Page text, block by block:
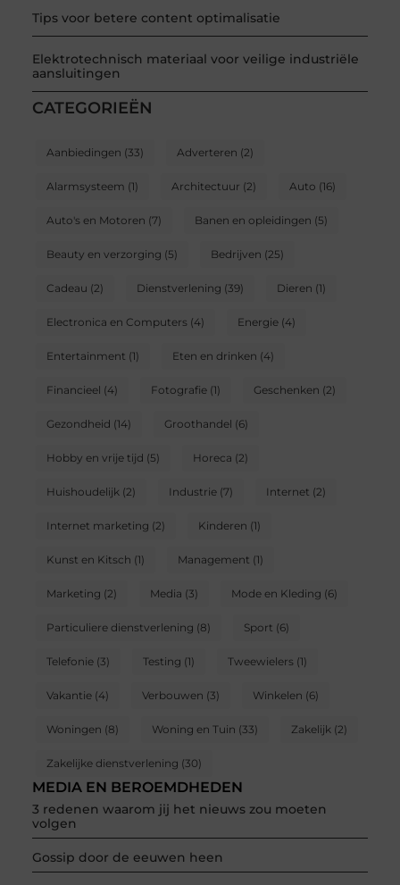
Tips voor betere content optimalisatie
Elektrotechnisch materiaal voor veilige industriële
aansluitingen
CATEGORIEËN
Aanbiedingen (33) Adverteren (2)
Alarmsysteem (1) Architectuur (2) Auto (16)
Auto's en Motoren (7) Banen en opleidingen (5)
Beauty en verzorging (5) Bedrijven (25)
Cadeau (2) Dienstverlening (39) Dieren (1)
Electronica en Computers(4) Energie(4)
Entertainment (1) Eten en drinken (4)
Financieel (4) Fotografie(1) Geschenken (2)
Gezondheid (14) Groothandel (6)
Hobby en vrije tijd (5) Horeca (2)
Huishoudelijk (2) Industrie(7) Internet (2)
Internet marketing (2) Kinderen (1)
Kunst en Kitsch (1) Management (1)
Marketing (2) Media (3) Mode en Kleding (6)
Particuliere dienstverlening (8) Sport (6)
Telefonie(3) Testing (1) Tweewielers(1)
Vakantie(4) Verbouwen (3) Winkelen (6)
Woningen (8) Woning en Tuin (33) Zakelijk (2)
Zakelijke dienstverlening (30)
MEDIA EN BEROEMDHEDEN
3 redenen waarom jij het nieuws zou moeten
volgen
Gossip door de eeuwen heen